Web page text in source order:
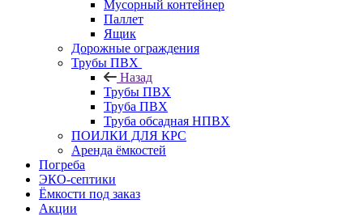
Мусорный контейнер
Паллет
Ящик
Дорожные ограждения
Трубы ПВХ
Назад
Трубы ПВХ
Труба ПВХ
Труба обсадная НПВХ
ПОИЛКИ ДЛЯ КРС
Аренда ёмкостей
Погреба
ЭКО-септики
Ёмкости под заказ
Акции